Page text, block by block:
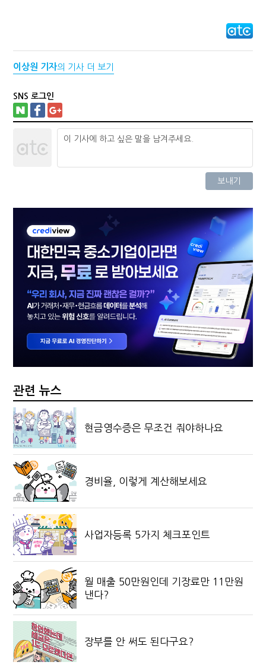
이상원 기자의 기사 더 보기
SNS 로그인
관련 뉴스
현금영수증은 무조건 줘야하나요
경비율, 이렇게 계산해보세요
사업자등록 5가지 체크포인트
월 매출 50만원인데 기장료만 11만원
낸다?
장부를 안 써도 된다구요?